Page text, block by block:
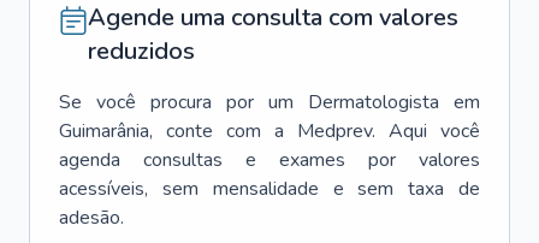
Agende uma consulta com valores
reduzidos
Se você procura por um Dermatologista em
Guimarânia, conte com a Medprev. Aqui você
agenda consultas e exames por valores
acessíveis, sem mensalidade e sem taxa de
adesão.